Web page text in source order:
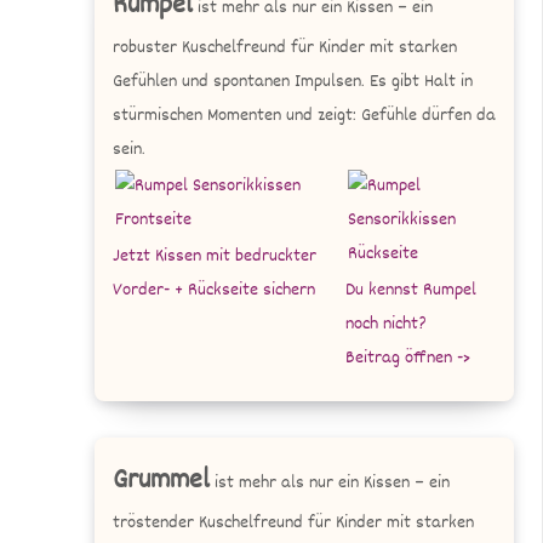
ist mehr als nur ein Kissen – ein
robuster Kuschelfreund für Kinder mit starken
Gefühlen und spontanen Impulsen. Es gibt Halt in
stürmischen Momenten und zeigt: Gefühle dürfen da
sein.
Jetzt Kissen mit bedruckter
Vorder- + Rückseite sichern
Du kennst Rumpel
noch nicht?
Beitrag öffnen ->
Grummelist mehr als nur ein Kissen – ein
tröstender Kuschelfreund für Kinder mit starken